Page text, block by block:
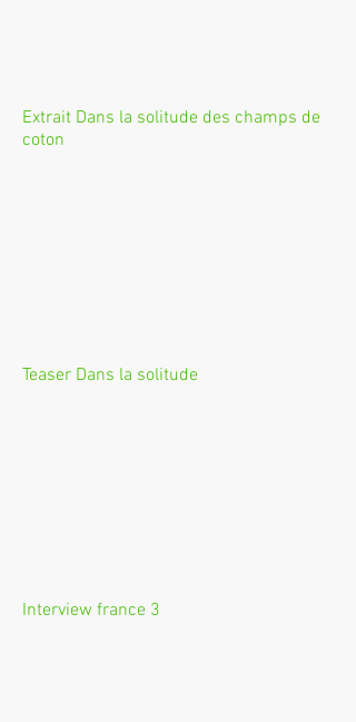
Extrait Dans la solitude des champs de
coton
Teaser Dans la solitude
Interview france 3